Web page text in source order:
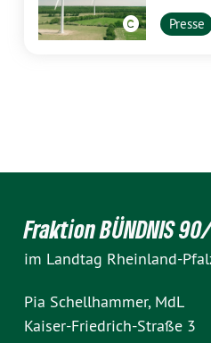
Presse
Fraktion BÜNDNIS 90/
im Landtag Rheinland-
Pia Schellhammer, MdL
Kaiser-Friedrich-Straße 3